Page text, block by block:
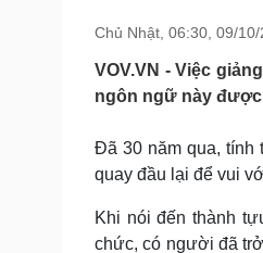
Pháp luật
Vụ án
Tư vấn luật
Sức khỏe
Chủ Nhật, 06:30, 09/10/
VOV.VN - Việc
ngôn ngữ này
Đã 30 năm qua, tính
quay đầu lại để vui
Khi nói đến thành
chức, có người đã